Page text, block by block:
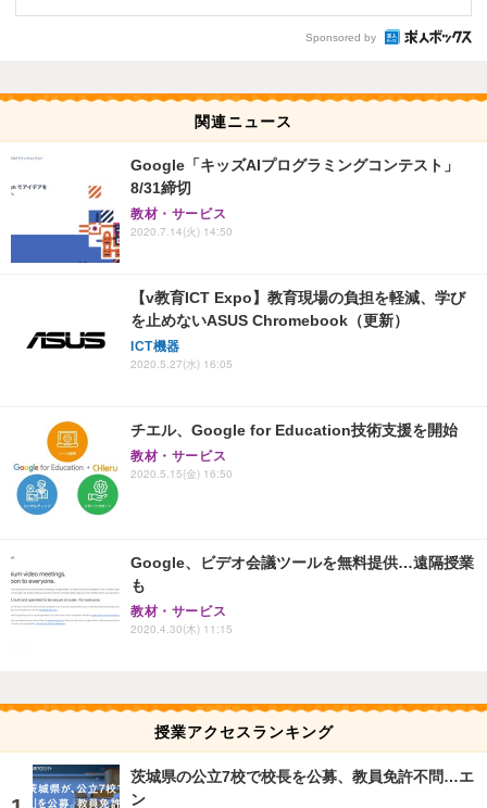
Sponsored by
関連ニュース
Google「キッズAIプログラミングコンテスト」
8/31締切
教材・サービス
2020.7.14(火) 14:50
【v教育ICT Expo】教育現場の負担を軽減、学び
を止めないASUS Chromebook（更新）
ICT機器
2020.5.27(水) 16:05
チエル、Google for Education技術支援を開始
教材・サービス
2020.5.15(金) 16:50
Google、ビデオ会議ツールを無料提供…遠隔授業
も
教材・サービス
2020.4.30(木) 11:15
授業アクセスランキング
茨城県の公立7校で校長を公募、教員免許不問…エ
ン